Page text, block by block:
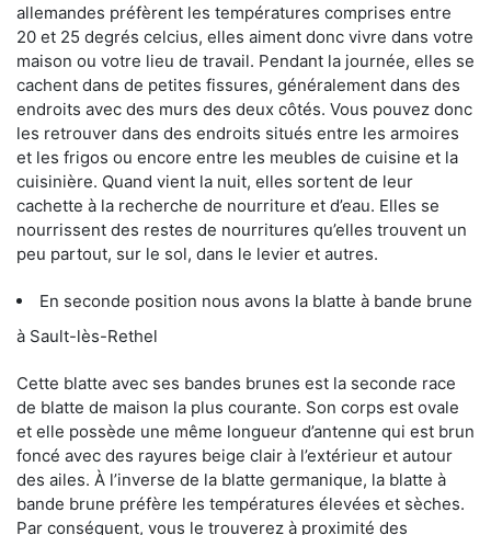
allemandes préfèrent les températures comprises entre
20 et 25 degrés celcius, elles aiment donc vivre dans votre
maison ou votre lieu de travail. Pendant la journée, elles se
cachent dans de petites fissures, généralement dans des
endroits avec des murs des deux côtés. Vous pouvez donc
les retrouver dans des endroits situés entre les armoires
et les frigos ou encore entre les meubles de cuisine et la
cuisinière. Quand vient la nuit, elles sortent de leur
cachette à la recherche de nourriture et d’eau. Elles se
nourrissent des restes de nourritures qu’elles trouvent un
peu partout, sur le sol, dans le levier et autres.
En seconde position nous avons la blatte à bande brune
à Sault-lès-Rethel
Cette blatte avec ses bandes brunes est la seconde race
de blatte de maison la plus courante. Son corps est ovale
et elle possède une même longueur d’antenne qui est brun
foncé avec des rayures beige clair à l’extérieur et autour
des ailes. À l’inverse de la blatte germanique, la blatte à
bande brune préfère les températures élevées et sèches.
Par conséquent, vous le trouverez à proximité des